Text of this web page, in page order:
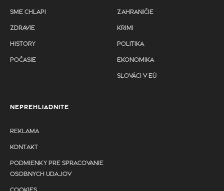
SME CHLAPI
ZDRAVIE
HISTORY
POČASIE
ZAHRANIČIE
KRIMI
POLITIKA
EKONOMIKA
SLOVÁCI V EÚ
NEPREHLIADNITE
REKLAMA
KONTAKT
PODMIENKY PRE SPRACOVANIE
OSOBNYCH UDAJOV